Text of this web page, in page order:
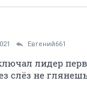
Евгений661
лидер
слёз не